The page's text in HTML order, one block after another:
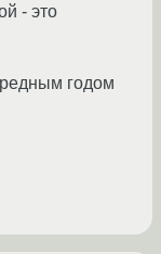
- это
годом